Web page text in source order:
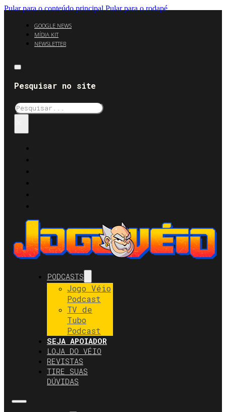
Pular para o conteúdo principal Pular para o rodapé
GOOGLE NEWS
MÍDIA KIT
NEWSLETTER
Pesquisar no site
Pesquisar
PODCASTS
Jogo Véio
Podcast
TV de
Tubo
Podcast
SEJA APOIADOR
LOJA DO VÉIO
REVISTAS
TIRE SUAS
DÚVIDAS